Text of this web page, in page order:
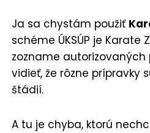
Ja sa chystám použiť
schéme ÚKSÚP je Karate
zozname autorizovaných
vidieť, že rôzne prípravky
štádií.
A tu je chyba, ktorú